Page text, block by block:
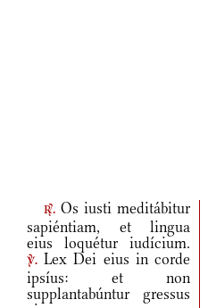
r.Os iusti meditábitur
sapiéntiam, et lingua
eius loquétur iudícium.
v. Lex Dei eius in corde
ipsíus: et non
supplantabúntur gressus